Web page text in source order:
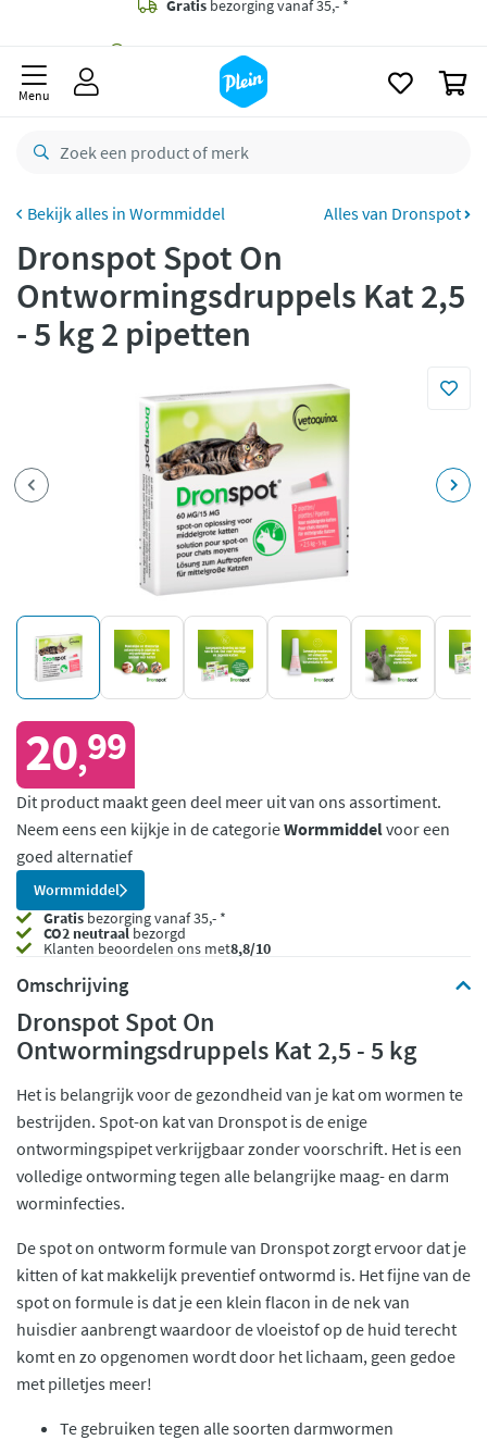
besteld,
retourneren
CO2 neutraal
Betaal met Klarna
Menu
Wormmiddel Alles van Dronspot
Dronspot Spot On
Ontwormingsdruppels Kat 2,5
- 5 kg 2 pipetten
20,99
Dit product maakt geen deel meer uit van ons assortiment.
Neem eens een kijkje in de categorieWormmiddelvoor een
goed alternatief
Wormmiddel
Gratis bezorging vanaf 35,- *
CO2 neutraalbezorgd
Klanten beoordelen ons met8,8/10
Omschrijving
Dronspot Spot On
Ontwormingsdruppels Kat 2,5 - 5 kg
Het is belangrijk voor de gezondheid van je kat om wormen te
bestrijden. Spot-on kat van Dronspot is de enige
ontwormingspipet verkrijgbaar zonder voorschrift. Het is een
volledige ontworming tegen alle belangrijke maag- en darm
worminfecties.
De spot on ontworm formule van Dronspot zorgt ervoor dat je
kitten of kat makkelijk preventief ontwormd is. Het fijne van de
spot on formule is dat je een klein flacon in de nek van
huisdier aanbrengt waardoor de vloeistof op de huid terecht
komt en zo opgenomen wordt door het lichaam, geen gedoe
met pilletjes meer!
Te gebruiken tegen alle soorten darmwormen